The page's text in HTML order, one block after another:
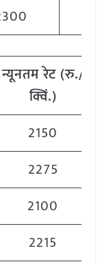
न्यूनतमरेट (रु./
क्विं.)
2150
2275
2100
2215